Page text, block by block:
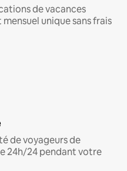
de vacances
unique sans frais
de voyageurs de
24h/24 pendant votre